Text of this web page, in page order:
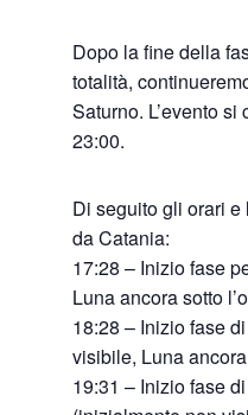
Dopo la fine della
totalità,
Saturno. L’evento
23:00.
Di seguito gli orari
da Catania:
17:28 – Inizio fase
Luna ancora sotto
18:28 – Inizio fase
visibile, Luna
19:31 – Inizio fase